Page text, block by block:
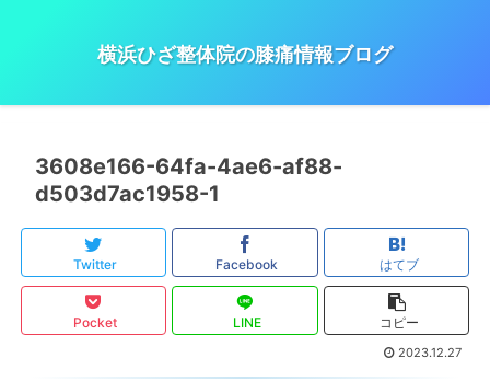
横浜ひざ整体院の膝痛情報ブログ
3608e166-64fa-4ae6-af88-
d503d7ac1958-1
Twitter Facebook はてブ
Pocket LINE コピー
2023.12.27